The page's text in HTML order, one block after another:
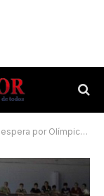
Olímpico de La Banda